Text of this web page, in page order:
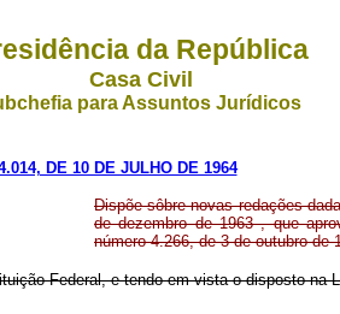
da República
Casa Civil
para Assuntos Jurídicos
DE 10 DE JULHO DE 1964
Dispõe sôbre novas redações
de dezembro de 1963 , que
número 4.266, de 3 de outubro de
Federal, e tendo em vista o disposto na